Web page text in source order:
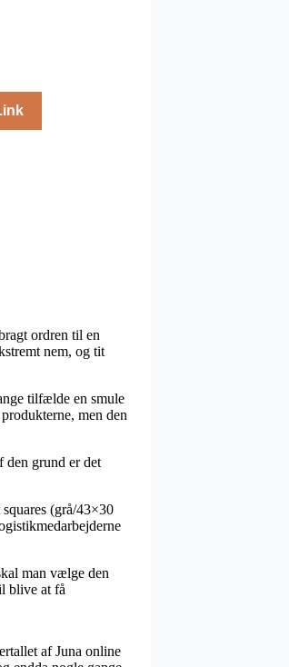
ordren til en
nem, og tit
tilfælde en smule
men den
den grund er det
(grå/43×30
man vælge den
blive at få
af Juna online